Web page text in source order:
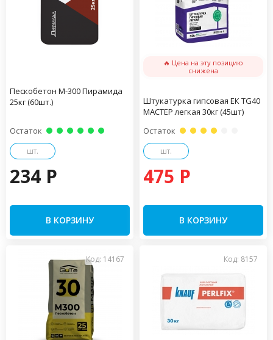
Пескобетон М-300 Пирамида
25кг (60шт.)
Остаток
шт.
234 P
В КОРЗИНУ
🔥 Цена на эту позицию
снижена
Штукатурка гипсовая ЕК TG40
МАСТЕР легкая 30кг (45шт)
Остаток
шт.
475 P
В КОРЗИНУ
Код: 14167 Код: 8157